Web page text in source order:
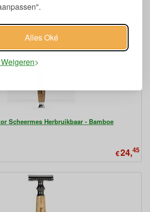
Alles Oké
€29,
Scheermes Herbruikbaar - Bamboe
€24,45